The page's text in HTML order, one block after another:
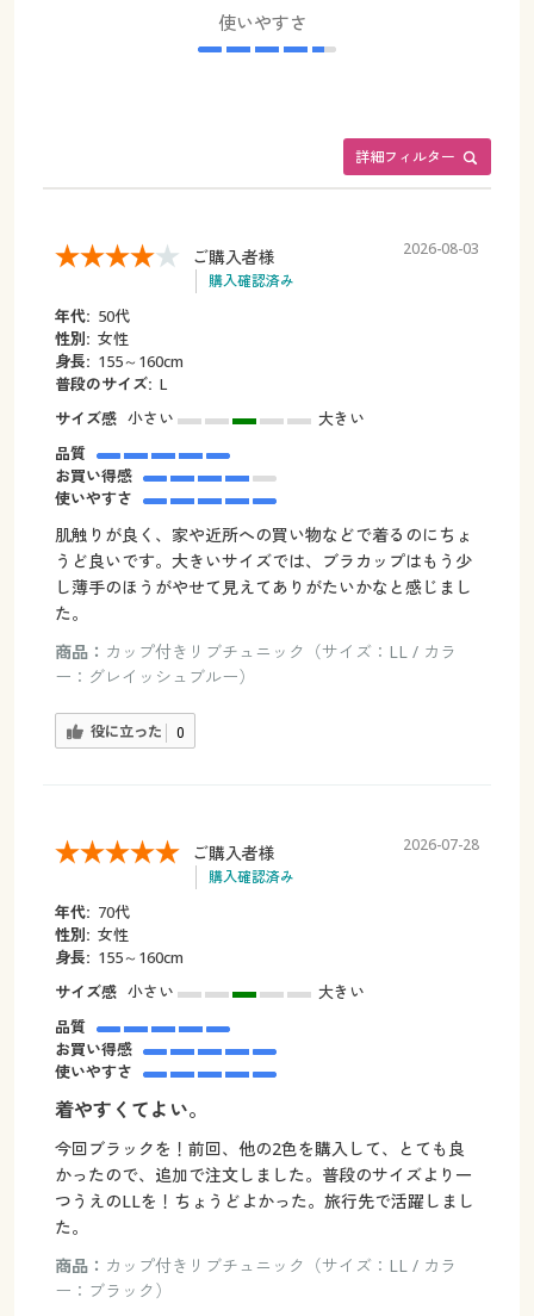
使いやすさ
詳細フィルター
ご購入者様
購入確認済み
2026-08-03
年代: 50代
性別: 女性
身長: 155～160cm
普段のサイズ: L
サイズ感 小さい
大きい
品質
お買い得感
使いやすさ
肌触りが良く、家や近所への買い物などで着るのにちょ
うど良いです。大きいサイズでは、ブラカップはもう少
し薄手のほうがやせて見えてありがたいかなと感じまし
た。
商品： カップ付きリブチュニック（サイズ：LL / カラ
ー：グレイッシュブルー）
役に立った 0
ご購入者様
購入確認済み
2026-07-28
年代: 70代
性別: 女性
身長: 155～160cm
サイズ感 小さい
大きい
品質
お買い得感
使いやすさ
着やすくてよい。
今回ブラックを！前回、他の2色を購入して、とても良
かったので、追加で注文しました。普段のサイズより一
つうえのLLを！ちょうどよかった。旅行先で活躍しまし
た。
商品： カップ付きリブチュニック（サイズ：LL / カラ
ー：ブラック）